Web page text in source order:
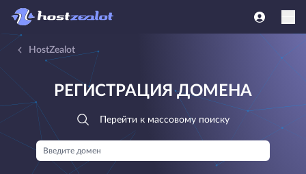
HostZealot
РЕГИСТРАЦИЯ ДОМЕНА
Перейти к массовому поиску